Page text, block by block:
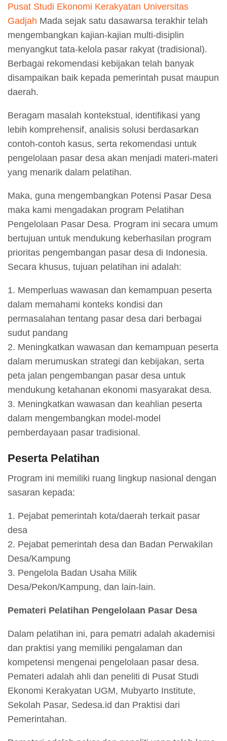
Pusat Studi Ekonomi Kerakyatan Universitas
Gadjah Mada sejak satu dasawarsa terakhir telah
mengembangkan kajian-kajian multi-disiplin
menyangkut tata-kelola pasar rakyat (tradisional).
Berbagai rekomendasi kebijakan telah banyak
disampaikan baik kepada pemerintah pusat maupun
daerah.
Beragam masalah kontekstual, identifikasi yang
lebih komprehensif, analisis solusi berdasarkan
contoh-contoh kasus, serta rekomendasi untuk
pengelolaan pasar desa akan menjadi materi-materi
yang menarik dalam pelatihan.
Maka, guna mengembangkan Potensi Pasar Desa
maka kami mengadakan program Pelatihan
Pengelolaan Pasar Desa. Program ini secara umum
bertujuan untuk mendukung keberhasilan program
prioritas pengembangan pasar desa di Indonesia.
Secara khusus, tujuan pelatihan ini adalah:
1. Memperluas wawasan dan kemampuan peserta
dalam memahami konteks kondisi dan
permasalahan tentang pasar desa dari berbagai
sudut pandang
2. Meningkatkan wawasan dan kemampuan peserta
dalam merumuskan strategi dan kebijakan, serta
peta jalan pengembangan pasar desa untuk
mendukung ketahanan ekonomi masyarakat desa.
3. Meningkatkan wawasan dan keahlian peserta
dalam mengembangkan model-model
pemberdayaan pasar tradisional.
Peserta Pelatihan
Program ini memiliki ruang lingkup nasional dengan
sasaran kepada:
1. Pejabat pemerintah kota/daerah terkait pasar
desa
2. Pejabat pemerintah desa dan Badan Perwakilan
Desa/Kampung
3. Pengelola Badan Usaha Milik
Desa/Pekon/Kampung, dan lain-lain.
Pemateri Pelatihan Pengelolaan Pasar Desa
Dalam pelatihan ini, para pematri adalah akademisi
dan praktisi yang memiliki pengalaman dan
kompetensi mengenai pengelolaan pasar desa.
Pemateri adalah ahli dan peneliti di Pusat Studi
Ekonomi Kerakyatan UGM, Mubyarto Institute,
Sekolah Pasar, Sedesa.id dan Praktisi dari
Pemerintahan.